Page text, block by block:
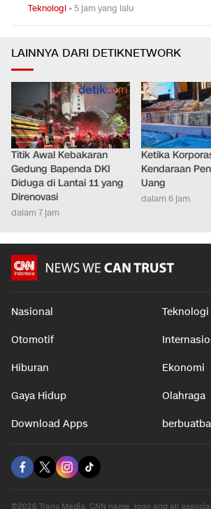
Teknologi • 5 jam yang lalu
LAINNYA DARI DETIKNETWORK
Titik Awal Kebakaran
Gedung Bapenda DKI
Diduga di Lantai 11 yang
Direnovasi
dalam 7 jam
Ketika
Kendaraan
Uang
dalam 6 jam
Nasional Teknologi
Otomotif
Hiburan Ekonomi
Gaya Hidup Olahraga
Download Apps
©2026 Trans Media, CNN name, logo and all